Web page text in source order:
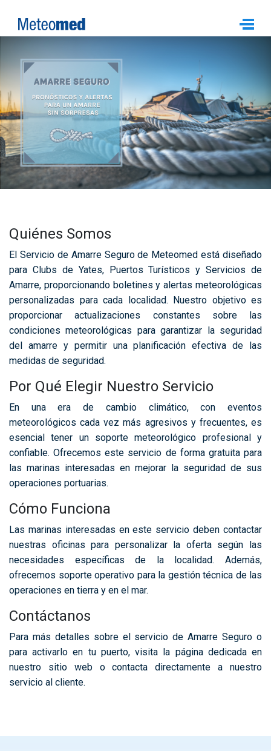
Quiénes Somos
El Servicio de Amarre Seguro de Meteomed está diseñado
para Clubs de Yates, Puertos Turísticos y Servicios de
Amarre, proporcionando boletines y alertas meteorológicas
personalizadas para cada localidad. Nuestro objetivo es
proporcionar actualizaciones constantes sobre las
condiciones meteorológicas para garantizar la seguridad
del amarre y permitir una planificación efectiva de las
medidas de seguridad.
Por Qué Elegir Nuestro Servicio
En una era de cambio climático, con eventos
meteorológicos cada vez más agresivos y frecuentes, es
esencial tener un soporte meteorológico profesional y
confiable. Ofrecemos este servicio de forma gratuita para
las marinas interesadas en mejorar la seguridad de sus
operaciones portuarias.
Cómo Funciona
Las marinas interesadas en este servicio deben contactar
nuestras oficinas para personalizar la oferta según las
necesidades específicas de la localidad. Además,
ofrecemos soporte operativo para la gestión técnica de las
operaciones en tierra y en el mar.
Contáctanos
Para más detalles sobre el servicio de Amarre Seguro o
para activarlo en tu puerto, visita la página dedicada en
nuestro sitio web o contacta directamente a nuestro
servicio al cliente.